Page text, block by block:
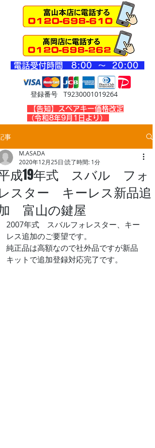
登録番号 T9230001019264
​電話受付時間 8:00 ～ 20:00
​【告知】スペアキー価格改定
（令和8年9月1日より）
事
成19年式 スバル フォ
スター キーレス新品追
富山の鍵屋
M.ASADA
2020年12月25日 読了時間: 1分
2007年式　スバルフォレスター、キー
レス追加のご要望です。
純正品は高額なので社外品ですが新品
キットで追加登録対応完了です。